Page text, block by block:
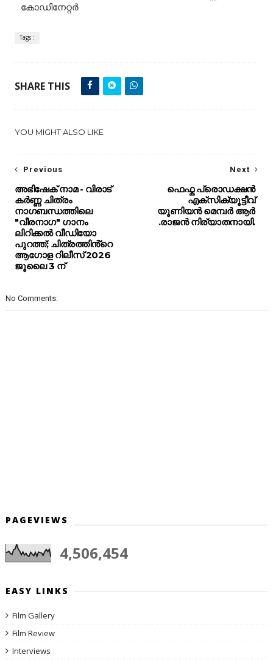
കോഡിനേറ്റർ
Tags :
SHARE THIS
YOU MIGHT ALSO LIKE
Next
ഫെഫ്ക പ്രൊഡക്ഷൻ
എക്സിക്യൂട്ടീവ്
യൂണിയൻ മെമ്പർ ആർ
.രാജൻ നിര്യാതനായി.
Previous
അഭിഷേക് നാമ - വിരാട്
കർണ്ണ ചിത്രം
നാഗബന്ധത്തിലെ
"വീരനാഗ" ഗാനം
ലിറിക്കൽ വീഡിയോ
പുറത്ത്; ചിത്രത്തിൻ്റെ
ആഗോള റിലീസ് 2026
ജൂലൈ 3 ന്
No Comments:
PAGEVIEWS
4,506,454
EASY LINKS
Film Gallery
Film Review
Interviews